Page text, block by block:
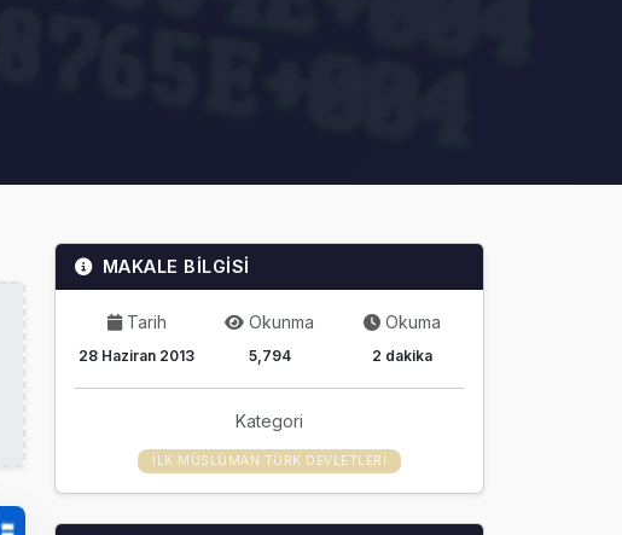
MAKALE BİLGİSİ
Tarih
28 Haziran 2013
Okunma
5,794
Okuma
2 dakika
Kategori
İLK MÜSLÜMAN TÜRK DEVLETLERI